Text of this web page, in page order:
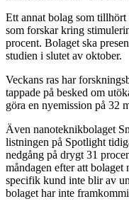
Ett annat bolag som
som forskar kring
procent. Bolaget ska
studien i slutet av oktober.
Veckans ras har
tappade på besked om
göra en nyemission på 32
Även nanoteknikbolaget
listningen på Spotlight
nedgång på drygt 31
måndagen efter att bolaget
specifik kund inte blir av
bolaget har inte